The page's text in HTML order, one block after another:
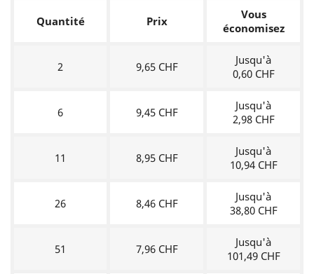
Quantité Prix
Vous
économisez
2 9,65 CHF
Jusqu'à
0,60 CHF
6 9,45 CHF
Jusqu'à
2,98 CHF
11 8,95 CHF
Jusqu'à
10,94 CHF
26 8,46 CHF
Jusqu'à
38,80 CHF
51 7,96 CHF
Jusqu'à
101,49 CHF